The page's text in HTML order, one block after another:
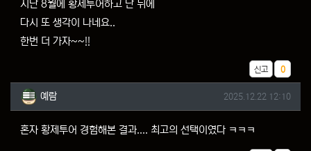
지난 8월에 황제투어하고 난 뒤에
다시 또 생각이 나네요..
한번 더 가자~~!!
신고 추천
0
예람님의 댓글
예람 작성일
2025.12.22 12:10
혼자 황제투어 경험해본 결과.... 최고의 선택이였다 ㅋㅋㅋ